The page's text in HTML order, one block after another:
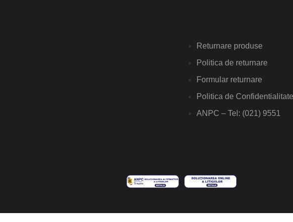
Returnare produse
Politica de returnare
Formular returnare
Politica de Confidentialitate
ANPC – Tel: (021) 9551